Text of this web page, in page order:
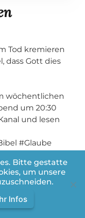
Tod kremieren
dass Gott dies
wöchentlichen
um 20:30
und lesen
#Glaube
Bitte gestatte
um unsere
Infos